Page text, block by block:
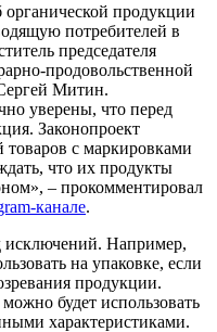
продукции
потребителей в
председателя
продовольственной
Митин.
уверены, что перед
Законопроект
товаров с маркировками
что их продукты
– прокомментировал
канале.
исключений. Например,
на упаковке, если
продукции.
будет использовать
характеристиками.